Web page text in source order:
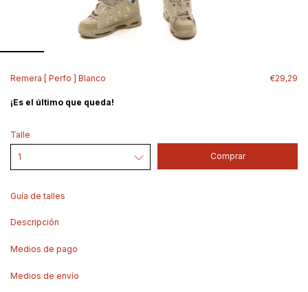
Remera [ Perfo ] Blanco €29,29
¡Es el último que queda!
Talle
Guía de talles
Descripción
Medios de pago
Medios de envío